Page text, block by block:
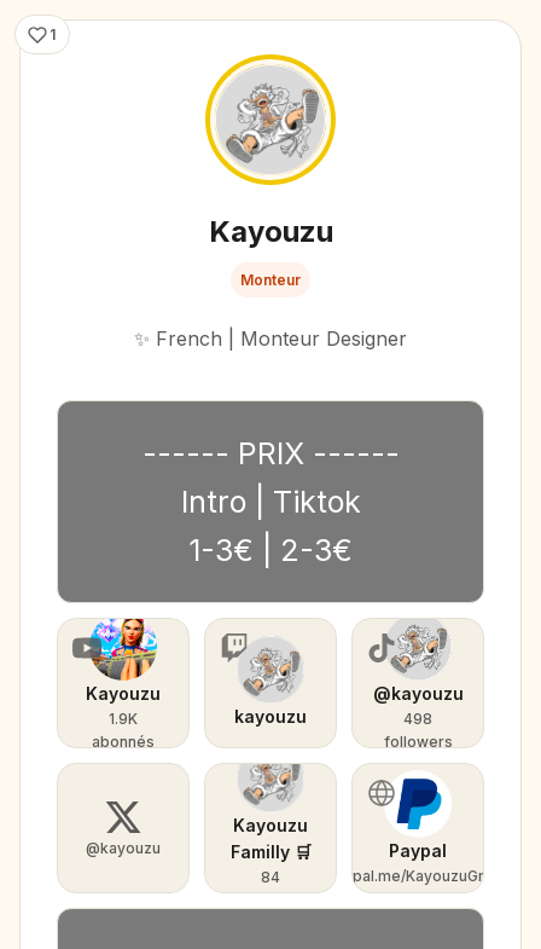
1
Kayouzu
Monteur
✨ French | Monteur Designer
------ PRIX ------
Intro | Tiktok
1-3€ | 2-3€
Kayouzu
1.9K
abonnés
kayouzu
@kayouzu
498
followers
@kayouzu
Kayouzu
Familly 🛒
84
Paypal
paypal.me/KayouzuGraph